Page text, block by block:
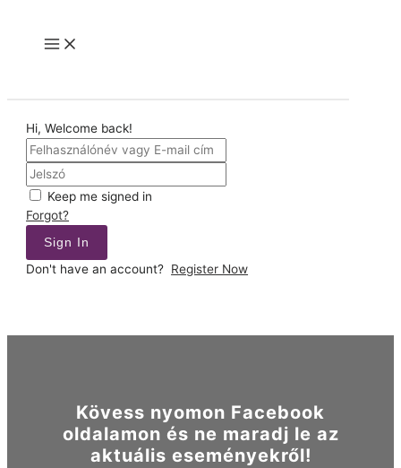
content
Main
Hi, Welcome back!
Keep me signed in
Forgot?
Sign In
Don't have an account? Register Now
Kövess nyomon Facebook
oldalamon és ne maradj le az
aktuális eseményekről!